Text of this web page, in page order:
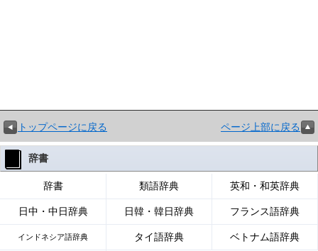
トップページに戻る ページ上部に戻る
辞書
辞書 類語辞典 英和・和英辞典
日中・中日辞典 日韓・韓日辞典 フランス語辞典
インドネシア語辞典 タイ語辞典 ベトナム語辞典